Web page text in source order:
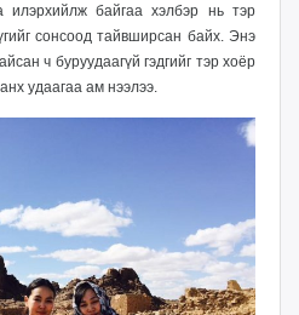
илэрхийлж байгаа хэлбэр нь тэр
сонсоод тайвширсан байх. Энэ
ч буруудаагүй гэдгийг тэр хоёр
удаагаа ам нээлээ.